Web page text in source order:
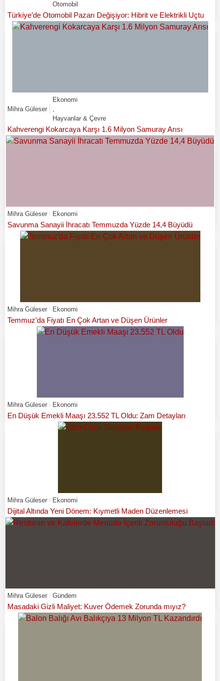
Otomobil
Türkiye’de Otomobil Pazarı Değişiyor: Hibrit ve Elektrikli Uçtu
Mihra Güleser
Ekonomi
,
Hayvanlar & Çevre
Kahverengi Kokarcaya Karşı 1.6 Milyon Samuray Arısı
Mihra Güleser Ekonomi
Savunma Sanayii İhracatı Temmuzda Yüzde 14,4 Büyüdü
Mihra Güleser Ekonomi
Temmuz’da Fiyatı En Çok Artan ve Düşen Ürünler
Mihra Güleser Ekonomi
En Düşük Emekli Maaşı 23.552 TL Oldu: Zam Detayları
Mihra Güleser Ekonomi
Dijital Altında Yeni Dönem: Kıymetli Maden Düzenlemesi
Mihra Güleser Gündem
Masadaki Gizli Maliyet: Kuver Ödemek Zorunda mıyız?